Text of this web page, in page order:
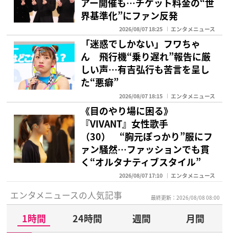
界基準化”にファン反発
2026/08/07 18:25 エンタメニュース
「迷惑でしかない」フワちゃ
ん 飛行機“乗り遅れ”報告に厳
しい声…有吉弘行も苦言を呈し
た“悪癖”
2026/08/07 18:15 エンタメニュース
《目のやり場に困る》
『VIVANT』女性歌手
（30） “胸元ぽっかり”服にフ
ァン騒然…ファッションでも貫
く“オルタナティブスタイル”
2026/08/07 17:10 エンタメニュース
エンタメニュースの人気記事 最終更新：2026/08/08 08:00
1時間 24時間 週間
月間